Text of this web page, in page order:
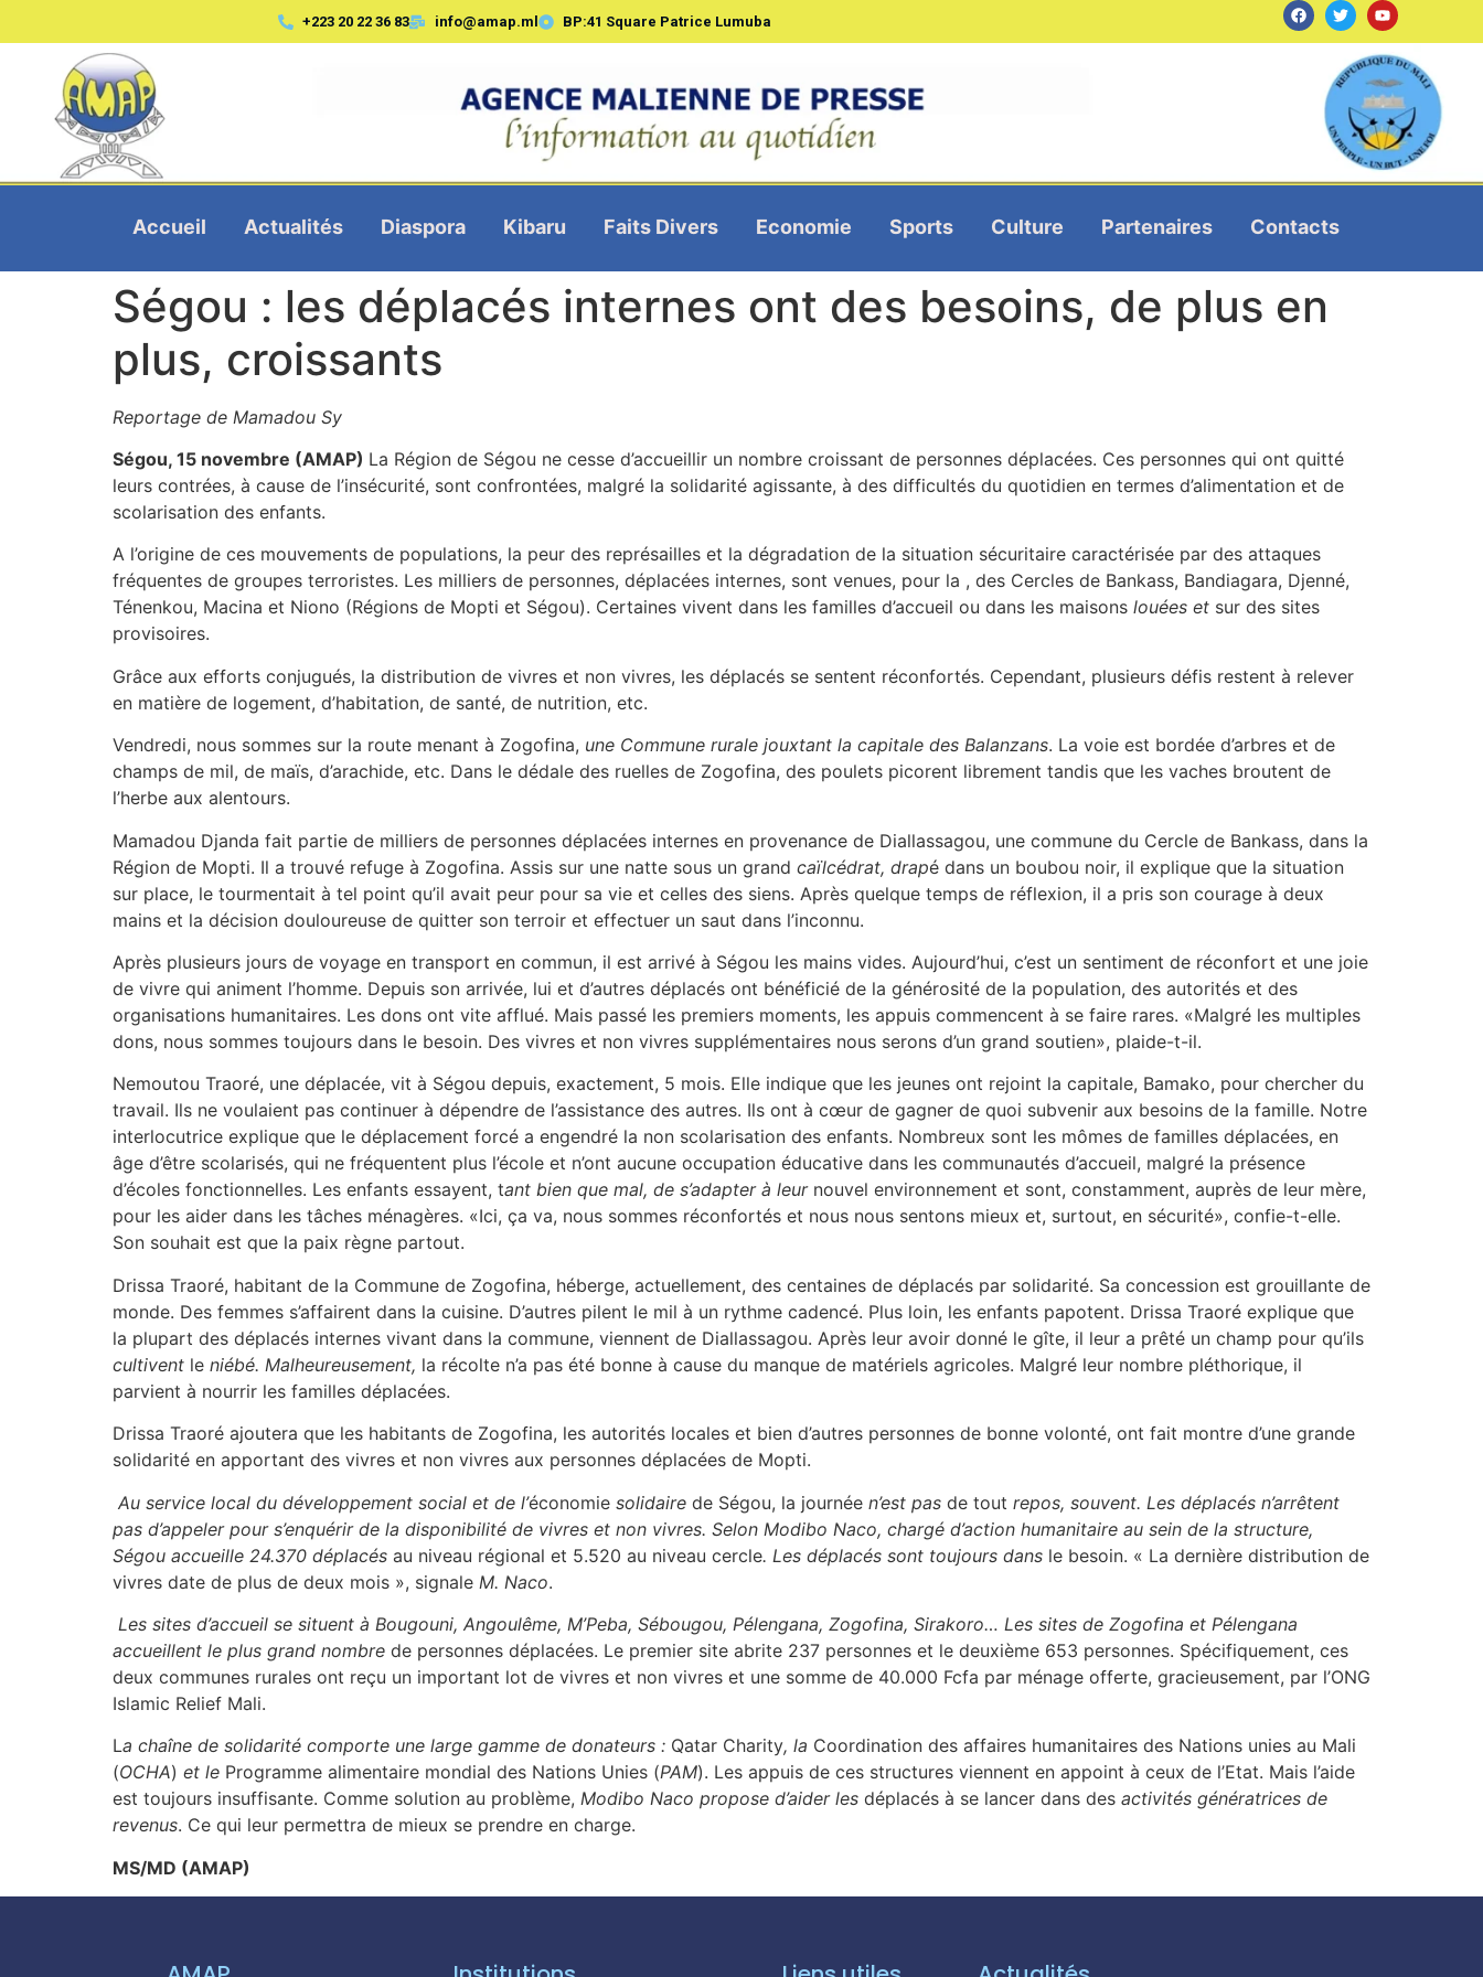
+223 20 22 36 83 info@amap.ml BP:41 Square Patrice Lumuba
Accueil Actualités Diaspora Kibaru Faits Divers Economie Sports Culture Partenaires Contacts
Ségou : les déplacés internes ont des besoins, de plus en
plus, croissants
Reportage de Mamadou Sy
Ségou, 15 novembre (AMAP) La Région de Ségou ne cesse d’accueillir un nombre croissant de personnes déplacées. Ces personnes qui ont quitté
leurs contrées, à cause de l’insécurité, sont confrontées, malgré la solidarité agissante, à des difficultés du quotidien en termes d’alimentation et de
scolarisation des enfants.
A l’origine de ces mouvements de populations, la peur des représailles et la dégradation de la situation sécuritaire caractérisée par des attaques
fréquentes de groupes terroristes. Les milliers de personnes, déplacées internes, sont venues, pour la , des Cercles de Bankass, Bandiagara, Djenné,
Ténenkou, Macina et Niono (Régions de Mopti et Ségou). Certaines vivent dans les familles d’accueil ou dans les maisons louées et sur des sites
provisoires.
Grâce aux efforts conjugués, la distribution de vivres et non vivres, les déplacés se sentent réconfortés. Cependant, plusieurs défis restent à relever
en matière de logement, d’habitation, de santé, de nutrition, etc.
Vendredi, nous sommes sur la route menant à Zogofina, une Commune rurale jouxtant la capitale des Balanzans. La voie est bordée d’arbres et de
champs de mil, de maïs, d’arachide, etc. Dans le dédale des ruelles de Zogofina, des poulets picorent librement tandis que les vaches broutent de
l’herbe aux alentours.
Mamadou Djanda fait partie de milliers de personnes déplacées internes en provenance de Diallassagou, une commune du Cercle de Bankass, dans la
Région de Mopti. Il a trouvé refuge à Zogofina. Assis sur une natte sous un grand caïlcédrat, drapé dans un boubou noir, il explique que la situation
sur place, le tourmentait à tel point qu’il avait peur pour sa vie et celles des siens. Après quelque temps de réflexion, il a pris son courage à deux
mains et la décision douloureuse de quitter son terroir et effectuer un saut dans l’inconnu.
Après plusieurs jours de voyage en transport en commun, il est arrivé à Ségou les mains vides. Aujourd’hui, c’est un sentiment de réconfort et une joie
de vivre qui animent l’homme. Depuis son arrivée, lui et d’autres déplacés ont bénéficié de la générosité de la population, des autorités et des
organisations humanitaires. Les dons ont vite afflué. Mais passé les premiers moments, les appuis commencent à se faire rares. «Malgré les multiples
dons, nous sommes toujours dans le besoin. Des vivres et non vivres supplémentaires nous serons d’un grand soutien», plaide-t-il.
Nemoutou Traoré, une déplacée, vit à Ségou depuis, exactement, 5 mois. Elle indique que les jeunes ont rejoint la capitale, Bamako, pour chercher du
travail. Ils ne voulaient pas continuer à dépendre de l’assistance des autres. Ils ont à cœur de gagner de quoi subvenir aux besoins de la famille. Notre
interlocutrice explique que le déplacement forcé a engendré la non scolarisation des enfants. Nombreux sont les mômes de familles déplacées, en
âge d’être scolarisés, qui ne fréquentent plus l’école et n’ont aucune occupation éducative dans les communautés d’accueil, malgré la présence
d’écoles fonctionnelles. Les enfants essayent, tant bien que mal, de s’adapter à leurnouvel environnement et sont, constamment, auprès de leur mère,
pour les aider dans les tâches ménagères. «Ici, ça va, nous sommes réconfortés et nous nous sentons mieux et, surtout, en sécurité», confie-t-elle.
Son souhait est que la paix règne partout.
Drissa Traoré, habitant de la Commune de Zogofina, héberge, actuellement, des centaines de déplacés par solidarité. Sa concession est grouillante de
monde. Des femmes s’affairent dans la cuisine. D’autres pilent le mil à un rythme cadencé. Plus loin, les enfants papotent. Drissa Traoré explique que
la plupart des déplacés internes vivant dans la commune, viennent de Diallassagou. Après leur avoir donné le gîte, il leur a prêté un champ pour qu’ils
cultivent le niébé. Malheureusement, la récolte n’a pas été bonne à cause du manque de matériels agricoles. Malgré leur nombre pléthorique, il
parvient à nourrir les familles déplacées.
Drissa Traoré ajoutera que les habitants de Zogofina, les autorités locales et bien d’autres personnes de bonne volonté, ont fait montre d’une grande
solidarité en apportant des vivres et non vivres aux personnes déplacées de Mopti.
Au service local du développement social et de l’économie solidaire de Ségou, la journée n’est pas de tout repos, souvent. Les déplacés n’arrêtent
pas d’appeler pour s’enquérir de la disponibilité de vivres et non vivres. Selon Modibo Naco, chargé d’action humanitaire au sein de la structure,
Ségou accueille 24.370 déplacés au niveau régional et 5.520 au niveau cercle. Les déplacés sont toujours dans le besoin. « La dernière distribution de
vivres date de plus de deux mois », signale M. Naco.
Les sites d’accueil se situent à Bougouni, Angoulême, M’Peba, Sébougou, Pélengana, Zogofina, Sirakoro… Les sites de Zogofina et Pélengana
accueillent le plus grand nombre de personnes déplacées. Le premier site abrite 237 personnes et le deuxième 653 personnes. Spécifiquement, ces
deux communes rurales ont reçu un important lot de vivres et non vivres et une somme de 40.000 Fcfa par ménage offerte, gracieusement, par l’ONG
Islamic Relief Mali.
La chaîne de solidarité comporte une large gamme de donateurs : Qatar Charity, la Coordination des affaires humanitaires des Nations unies au Mali
(OCHA) et le Programme alimentaire mondial des Nations Unies (PAM). Les appuis de ces structures viennent en appoint à ceux de l’Etat. Mais l’aide
est toujours insuffisante. Comme solution au problème, Modibo Naco propose d’aider les déplacés à se lancer dans des activités génératrices de
revenus. Ce qui leur permettra de mieux se prendre en charge.
MS/MD (AMAP)